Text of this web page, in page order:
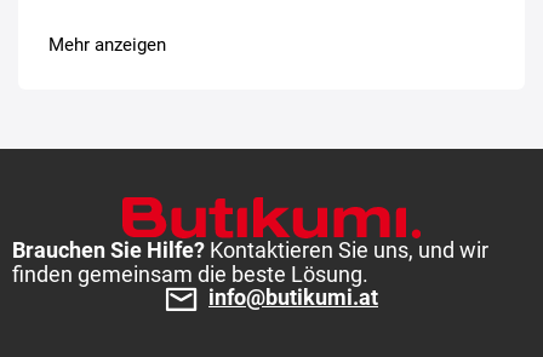
Mehr anzeigen
Brauchen Sie Hilfe? Kontaktieren Sie uns, und wir
finden gemeinsam die beste Lösung.
info@butikumi.at